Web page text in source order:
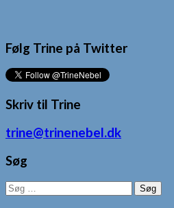
Følg Trine på Twitter
Skriv til Trine
trine@trinenebel.dk
Søg
Søg
efter: